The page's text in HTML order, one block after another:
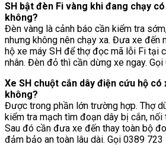
SH bật đèn Fi vàng khi đang chạy
không?
Đèn vàng là cảnh báo cần kiểm tra
nhưng không nên chạy xa. Đưa xe đến
hộ xe máy SH để thợ đọc mã lỗi Fi tại
nhân. Đèn đỏ thì cần dừng xe ngay.
Xe SH chuột cắn dây điện cứu hộ
không?
Được trong phần lớn trường hợp. Thợ
kiểm tra mạch tìm đoạn dây bị cắn,
Sau đó cần đưa xe đến thay toàn bộ
đảm bảo an toàn lâu dài. Gọi 0389 723